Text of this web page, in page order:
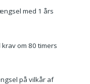
med 1 års
om 80 timers
på vilkår af